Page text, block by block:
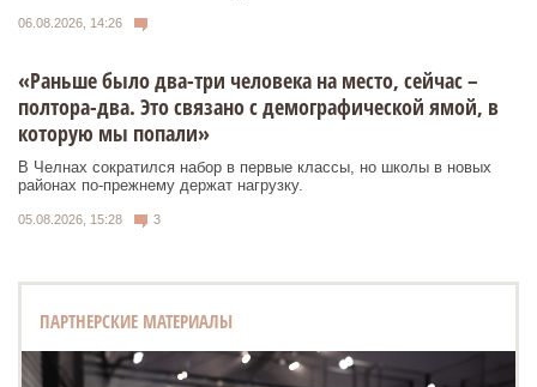
06.08.2026, 14:26
«Раньше было два-три человека на место, сейчас –
полтора-два. Это связано с демографической ямой, в
которую мы попали»
В Челнах сократился набор в первые классы, но школы в новых
районах по-прежнему держат нагрузку.
05.08.2026, 15:28 3
ПАРТНЕРСКИЕ МАТЕРИАЛЫ